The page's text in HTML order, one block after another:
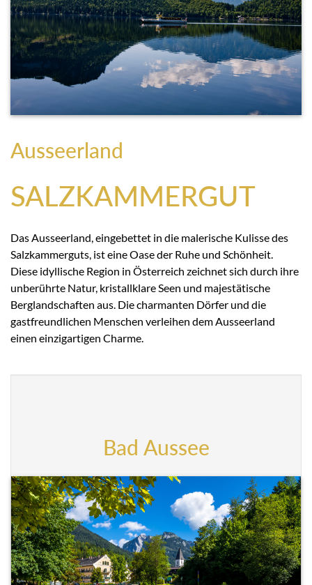
Ausseerland
SALZKAMMERGUT
Das Ausseerland, eingebettet in die malerische Kulisse des
Salzkammerguts, ist eine Oase der Ruhe und Schönheit.
Diese idyllische Region in Österreich zeichnet sich durch ihre
unberührte Natur, kristallklare Seen und majestätische
Berglandschaften aus. Die charmanten Dörfer und die
gastfreundlichen Menschen verleihen dem Ausseerland
einen einzigartigen Charme.
Bad Aussee